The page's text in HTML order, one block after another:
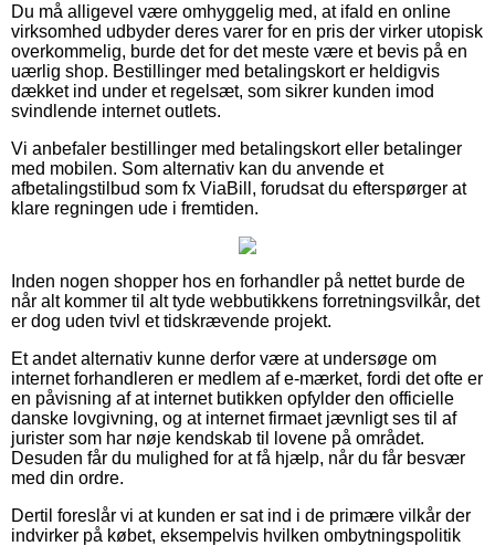
Du må alligevel være omhyggelig med, at ifald en online
virksomhed udbyder deres varer for en pris der virker utopisk
overkommelig, burde det for det meste være et bevis på en
uærlig shop. Bestillinger med betalingskort er heldigvis
dækket ind under et regelsæt, som sikrer kunden imod
svindlende internet outlets.
Vi anbefaler bestillinger med betalingskort eller betalinger
med mobilen. Som alternativ kan du anvende et
afbetalingstilbud som fx ViaBill, forudsat du efterspørger at
klare regningen ude i fremtiden.
Inden nogen shopper hos en forhandler på nettet burde de
når alt kommer til alt tyde webbutikkens forretningsvilkår, det
er dog uden tvivl et tidskrævende projekt.
Et andet alternativ kunne derfor være at undersøge om
internet forhandleren er medlem af e-mærket, fordi det ofte er
en påvisning af at internet butikken opfylder den officielle
danske lovgivning, og at internet firmaet jævnligt ses til af
jurister som har nøje kendskab til lovene på området.
Desuden får du mulighed for at få hjælp, når du får besvær
med din ordre.
Dertil foreslår vi at kunden er sat ind i de primære vilkår der
indvirker på købet, eksempelvis hvilken ombytningspolitik